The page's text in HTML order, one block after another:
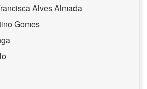
Alves Almada
Gomes